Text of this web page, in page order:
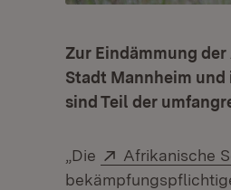
Zur Eindämmung
Stadt Mannheim und
sind Teil der
„Die Extern:
Afrikanische